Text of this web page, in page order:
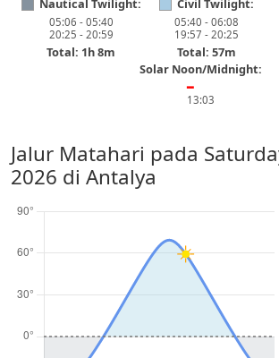
Nautical Twilight:
05:06 - 05:40
20:25 - 20:59
Total: 1h 8m
Civil Twilight:
05:40 - 06:08
19:57 - 20:25
Total: 57m
Solar Noon/Midnight:
━
13:03
Jalur Matahari pada
2026 di Antalya